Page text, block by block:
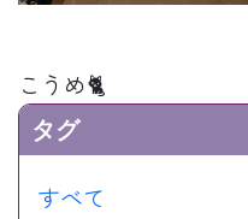
こうめ🐈
タグ
すべて